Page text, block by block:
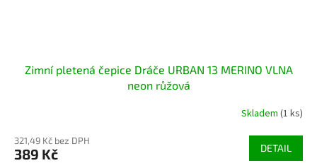
Zimní pletená čepice Dráče URBAN 13 MERINO VLNA
neon růžová
Skladem (1 ks)
321,49 Kč bez DPH
389 Kč DETAIL